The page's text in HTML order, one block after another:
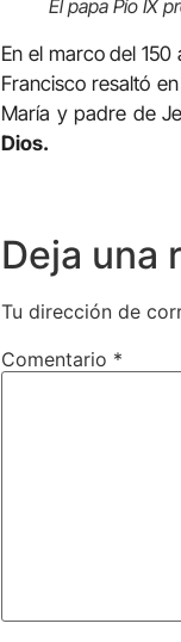
El papa Pío IX
En el marco del
Francisco resaltó
María y padre de
Dios.
Deja una
Tu dirección de
Comentario *